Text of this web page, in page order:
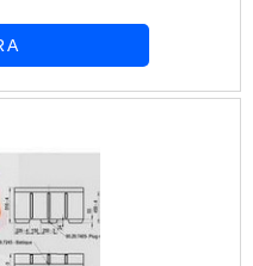
perfeito para
O Poste
perfeita para
estacionamentos,